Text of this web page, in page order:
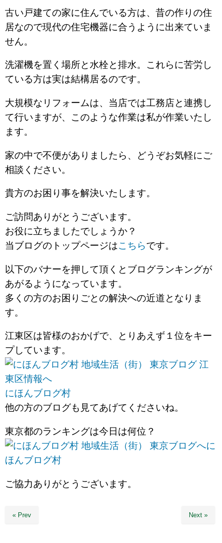
古い戸建ての家に住んでいる方は、昔の作りの住
居なので現代の住宅機器に合うように出来ていま
せん。
洗濯機を置く場所と水栓と排水。これらに苦労し
ている方は実は結構居るのです。
大規模なリフォームは、当店では工務店と連携し
て行いますが、このような作業は私が作業いたし
ます。
家の中で不便がありましたら、どうぞお気軽にご
相談ください。
貴方のお困り事を解決いたします。
ご訪問ありがとうございます。
お役に立ちましたでしょうか？
当ブログのトップページはこちらです。
以下のバナーを押して頂くとブログランキングが
あがるようになっています。
多くの方のお困りごとの解決への近道となりま
す。
江東区は皆様のおかげで、とりあえず１位をキー
プしています。
にほんブログ村
他の方のブログも見てあげてくださいね。
東京都のランキングは今日は何位？
に
ほんブログ村
ご協力ありがとうございます。
« Prev Next »